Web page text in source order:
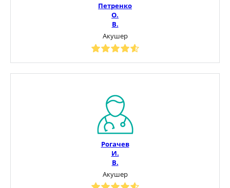
Петренко
О.
В.
Акушер
Рогачев
И.
В.
Акушер